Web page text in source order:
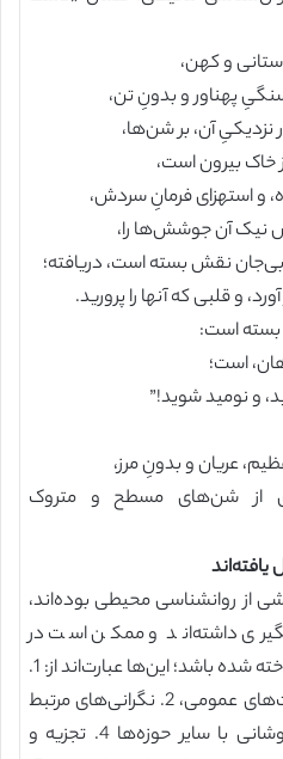
و کهن،
پهناور و بدونِ تن،
نزدیکیِ آن، بر شن‌ها،
بیرون است،
و استهزای فرمانِ سردش،
نیک آن جوشش‌ها را،
بی‌جان نقش بسته است، دریافته؛
و قلبی که آنها را پرورید.
بسته است:
است؛
و نومید شوید!”
عریان و بدونِ مرز،
از شن‌های مسطح و متروک
روانشناسی محیطی بوده‌اند،
داشته‌اند و ممکن است در
مقاله‌های جدید نیز به آن‌ها پرداخته شده باشد؛ این‌ها عبارت‌اند از: 1.
گرایش (تمایل) به سوی سیاست‌های عمومی، 2. نگرانی‌های مرتبط
با تکنولوژی، 3. ارتباط و هم‌پوشانی با سایر حوزه‌ها 4. تجزیه و